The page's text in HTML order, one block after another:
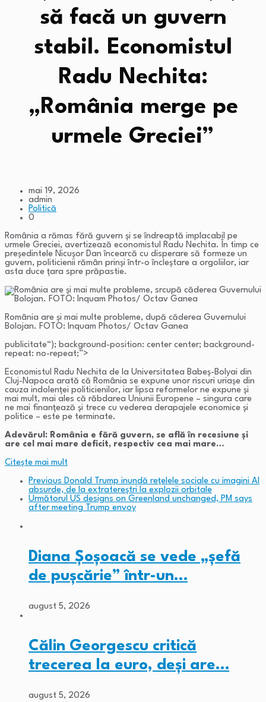
să facă un guvern
stabil. Economistul
Radu Nechita:
„România merge pe
urmele Greciei”
mai 19, 2026
admin
Politică
0
România a rămas fără guvern și se îndreaptă implacabil pe
urmele Greciei, avertizează economistul Radu Nechita. În timp ce
președintele Nicușor Dan încearcă cu disperare să formeze un
guvern, politicienii rămân prinși într-o încleștare a orgoliilor, iar
asta duce țara spre prăpastie.
România are și mai multe probleme, după căderea Guvernului
Bolojan. FOTO: Inquam Photos/ Octav Ganea
publicitate“); background-position: center center; background-
repeat: no-repeat;”>
Economistul Radu Nechita de la Universitatea Babeș-Bolyai din
Cluj-Napoca arată că România se expune unor riscuri uriașe din
cauza indolenței politicienilor, iar lipsa reformelor ne expune și
mai mult, mai ales că răbdarea Uniunii Europene – singura care
ne mai finanțează și trece cu vederea derapajele economice și
politice – este pe terminate.
Adevărul: România e fără guvern, se află în recesiune și
are cel mai mare deficit, respectiv cea mai mare…
Citeşte mai mult
Previous Donald Trump inundă rețelele sociale cu imagini AI
absurde, de la extratereștri la explozii orbitale
Următorul US designs on Greenland unchanged, PM says
after meeting Trump envoy
Diana Șoșoacă se vede „șefă
de pușcărie” într-un…
august 5, 2026
Călin Georgescu critică
trecerea la euro, deși are…
august 5, 2026